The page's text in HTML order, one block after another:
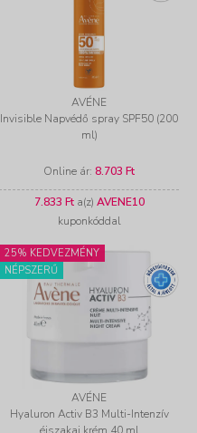
AVÉNE
Invisible Napvédő spray SPF50 (200
ml)
Online ár: 8.703 Ft
7.833 Fta(z) AVENE10
kuponkóddal
25% KEDVEZMÉNY
NÉPSZERŰ
AVÉNE
Hyaluron Activ B3 Multi-Intenzív
éjszakai krém 40 ml